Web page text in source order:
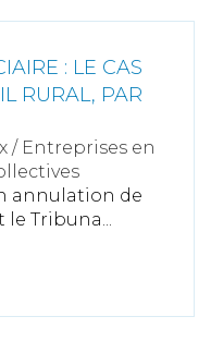
: LE CAS
RURAL, PAR
/ Entreprises en
annulation de
Tribuna...